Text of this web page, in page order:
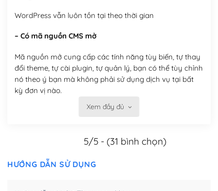
WordPress vẫn luôn tồn tại theo thời gian
– Có mã nguồn CMS mở
Mã nguồn mở cung cấp các tính năng tùy biến, tự thay
đổi theme, tự cài plugin, tự quản lý, bạn có thể tùy chỉnh
nó theo ý bạn mà không phải sử dụng dịch vụ tại bất
kỳ đơn vị nào.
Việc của bạn là đăng ký một tên miền và hosting để
Có thể tùy biến trên website WordPress
– Thân thiện với công cụ tìm kiếm
Xem đầy đủ
5/5 - (31 bình chọn)
HƯỚNG DẪN SỬ DỤNG